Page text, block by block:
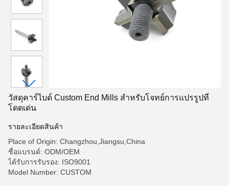
วัสดุคาร์ไบด์ Custom End Mills สําหรับโจทย์การแปรรูปที่
โดดเด่น
รายละเอียดสินค้า
Place of Origin: Changzhou,Jiangsu,China
ชื่อแบรนด์: ODM/OEM
ได้รับการรับรอง: ISO9001
Model Number: CUSTOM